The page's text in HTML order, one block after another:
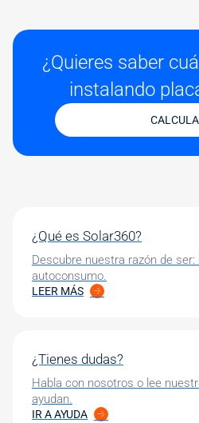
¿Quieres saber
instalando
¿Qué es Solar360?
Descubre nuestra razón de
autoconsumo.
LEER MÁS
¿Tienes dudas?
Habla con nosotros o lee
ayudan.
IR A AYUDA